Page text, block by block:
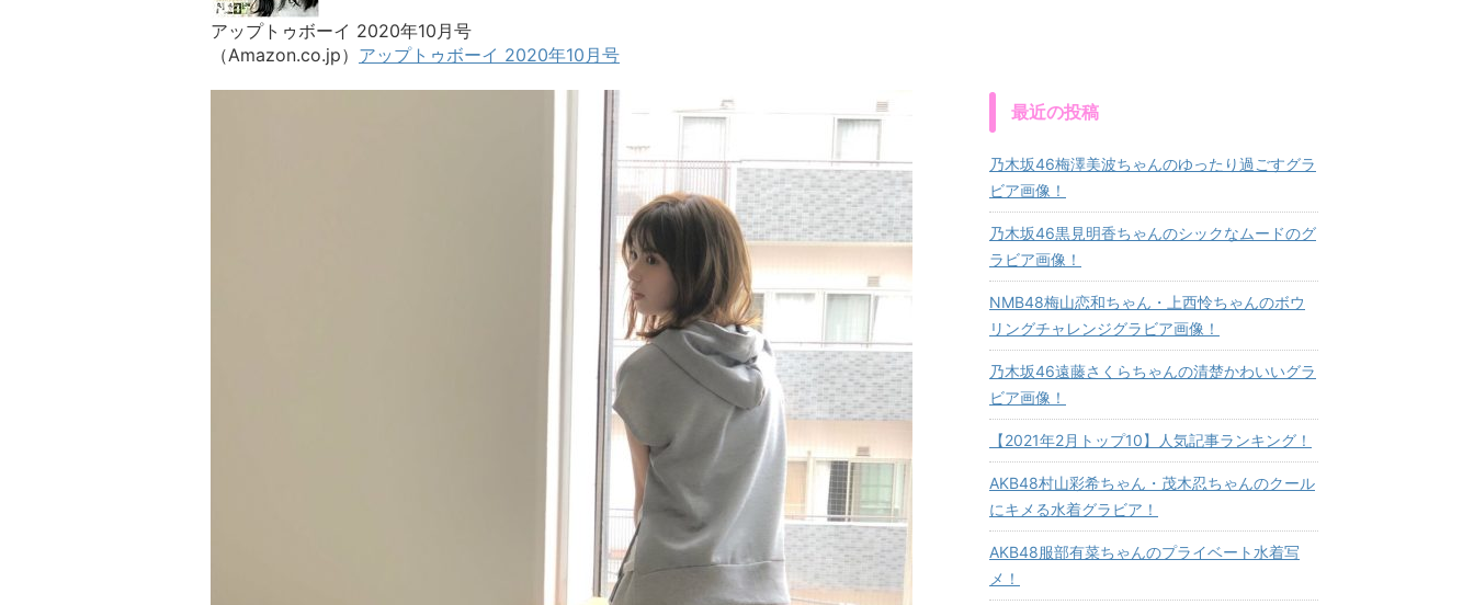
アップトゥボーイ 2020年10月号
（Amazon.co.jp） アップトゥボーイ 2020年10月号
最近の投稿
乃木坂46梅澤美波ちゃんのゆったり過ごすグラ
ビア画像！
乃木坂46黒見明香ちゃんのシックなムードのグ
ラビア画像！
NMB48梅山恋和ちゃん・上西怜ちゃんのボウ
リングチャレンジグラビア画像！
乃木坂46遠藤さくらちゃんの清楚かわいいグラ
ビア画像！
【2021年2月トップ10】人気記事ランキング！
AKB48村山彩希ちゃん・茂木忍ちゃんのクール
にキメる水着グラビア！
AKB48服部有菜ちゃんのプライベート水着写
メ！